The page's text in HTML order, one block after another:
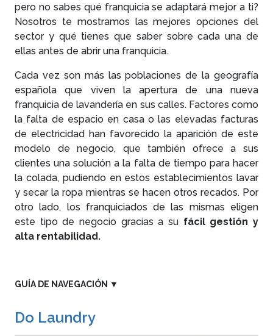
pero no sabes qué franquicia se adaptará mejor a ti?
Nosotros te mostramos las mejores opciones del
sector y qué tienes que saber sobre cada una de
ellas antes de abrir una franquicia.
Cada vez son más las poblaciones de la geografía
española que viven la apertura de una nueva
franquicia de lavandería en sus calles. Factores como
la falta de espacio en casa o las elevadas facturas
de electricidad han favorecido la aparición de este
modelo de negocio, que también ofrece a sus
clientes una solución a la falta de tiempo para hacer
la colada, pudiendo en estos establecimientos lavar
y secar la ropa mientras se hacen otros recados. Por
otro lado, los franquiciados de las mismas eligen
este tipo de negocio gracias a su fácil gestión y
alta rentabilidad.
GUÍA DE NAVEGACIÓN ▼
Do Laundry